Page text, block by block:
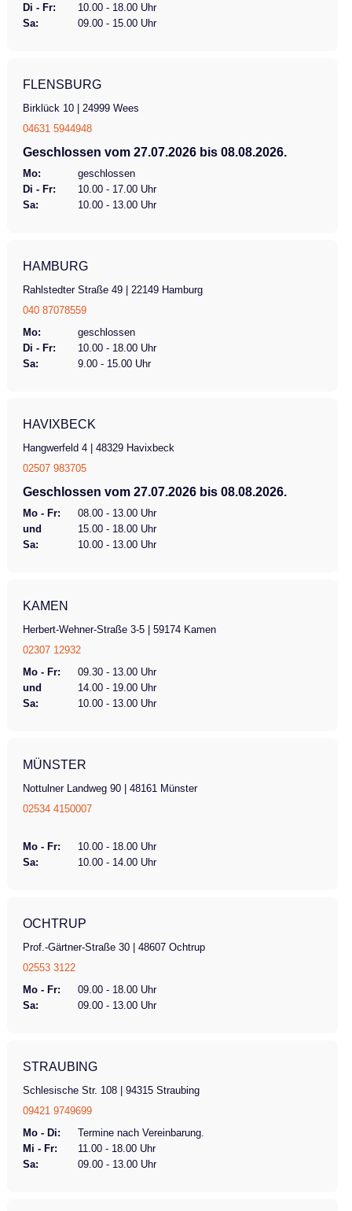
Di - Fr:
10.00 - 18.00 Uhr
Sa:
09.00 - 15.00 Uhr
FLENSBURG
Birklück 10 | 24999 Wees
04631 5944948
Geschlossen vom 27.07.2026 bis 08.08.2026.
Mo:
geschlossen
Di - Fr:
10.00 - 17.00 Uhr
Sa:
10.00 - 13.00 Uhr
HAMBURG
Rahlstedter Straße 49 | 22149 Hamburg
040 87078559
Mo:
geschlossen
Di - Fr:
10.00 - 18.00 Uhr
Sa:
9.00 - 15.00 Uhr
HAVIXBECK
Hangwerfeld 4 | 48329 Havixbeck
02507 983705
Geschlossen vom 27.07.2026 bis 08.08.2026.
Mo - Fr:
08.00 - 13.00 Uhr
und
15.00 - 18.00 Uhr
Sa:
10.00 - 13.00 Uhr
KAMEN
Herbert-Wehner-Straße 3-5 | 59174 Kamen
02307 12932
Mo - Fr:
09.30 - 13.00 Uhr
und
14.00 - 19.00 Uhr
Sa:
10.00 - 13.00 Uhr
MÜNSTER
Nottulner Landweg 90 | 48161 Münster
02534 4150007
Mo - Fr:
10.00 - 18.00 Uhr
Sa:
10.00 - 14.00 Uhr
OCHTRUP
Prof.-Gärtner-Straße 30 | 48607 Ochtrup
02553 3122
Mo - Fr:
09.00 - 18.00 Uhr
Sa:
09.00 - 13.00 Uhr
STRAUBING
Schlesische Str. 108 | 94315 Straubing
09421 9749699
Mo - Di:
Termine nach Vereinbarung.
Mi - Fr:
11.00 - 18.00 Uhr
Sa:
09.00 - 13.00 Uhr